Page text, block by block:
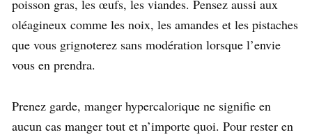
poisson gras, les œufs, les viandes. Pensez aussi aux
oléagineux comme les noix, les amandes et les pistaches
que vous grignoterez sans modération lorsque l’envie
vous en prendra.
Prenez garde, manger hypercalorique ne signifie en
aucun cas manger tout et n’importe quoi. Pour rester en